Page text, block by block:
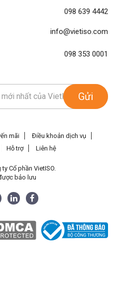
098 639 4442
info@vietiso.com
098 353 0001
Gửi
mãi
Điều khoản dịch vụ
Hỗ trợ Liên hệ
Cổ phần VietISO.
bảo lưu